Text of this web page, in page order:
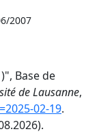
2007
Base de
de Lausanne,
02-19.